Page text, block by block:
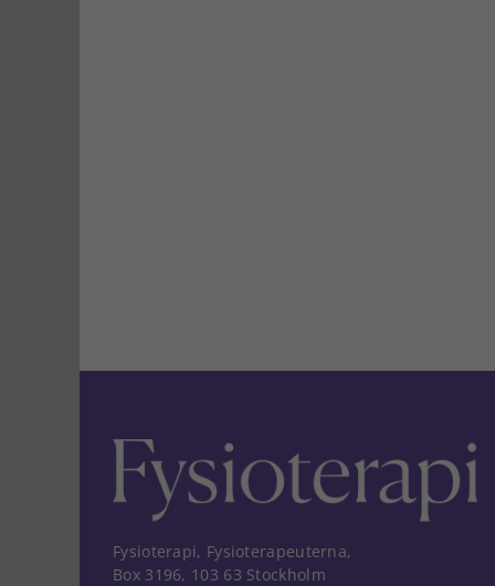
Fysioterapi, Fysioterapeuterna,
Box 3196, 103 63 Stockholm